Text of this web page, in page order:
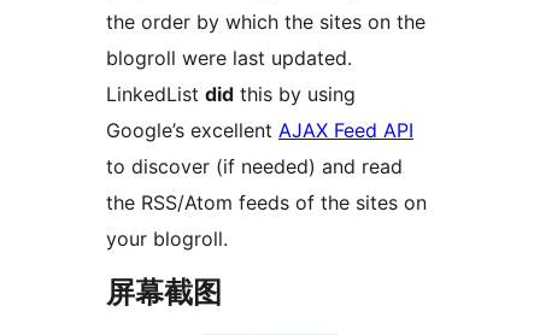
the order by which the sites on the
blogroll were last updated.
LinkedList did this by using
Google’s excellent AJAX Feed API
to discover (if needed) and read
the RSS/Atom feeds of the sites on
your blogroll.
屏幕截图